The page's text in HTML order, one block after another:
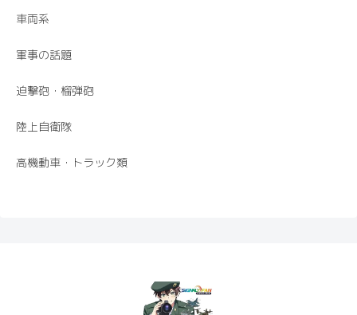
車両系
軍事の話題
迫撃砲・榴弾砲
陸上自衛隊
高機動車・トラック類